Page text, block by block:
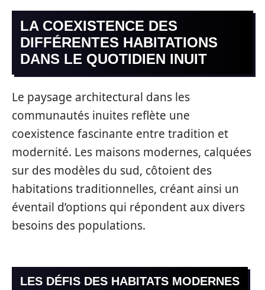
LA COEXISTENCE DES
DIFFÉRENTES HABITATIONS
DANS LE QUOTIDIEN INUIT
Le paysage architectural dans les
communautés inuites reflète une
coexistence fascinante entre tradition et
modernité. Les maisons modernes, calquées
sur des modèles du sud, côtoient des
habitations traditionnelles, créant ainsi un
éventail d’options qui répondent aux divers
besoins des populations.
LES DÉFIS DES HABITATS MODERNES